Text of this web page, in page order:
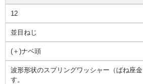
12
並目ねじ
(＋)ナベ頭
波形形状のスプリングワッシャー（ばね座
す。